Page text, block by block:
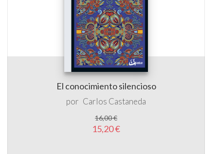
El conocimiento silencioso
por Carlos Castaneda
16,00 €
15,20 €